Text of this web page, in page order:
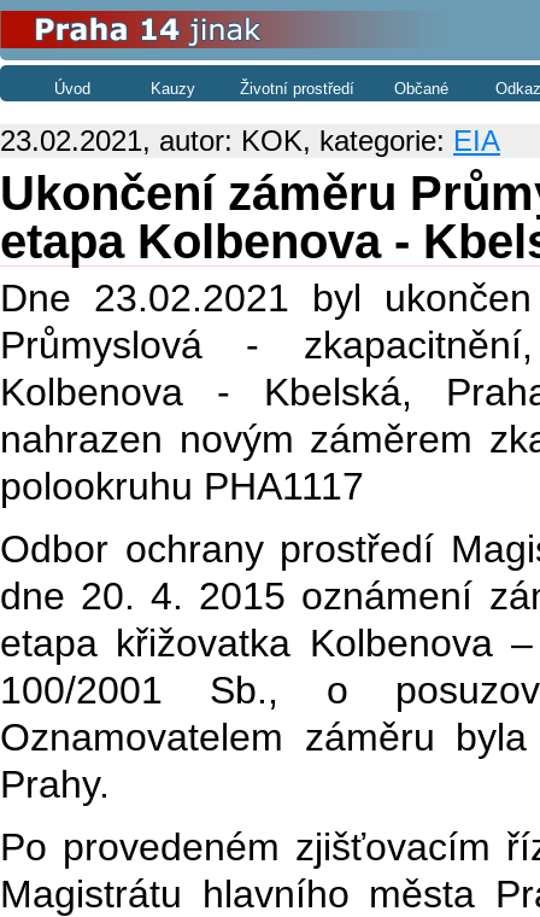
Úvod Kauzy Životní prostředí Občané
23.02.2021, autor: KOK, kategorie: EIA
Ukončení záměru
etapa Kolbenova -
Dne 23.02.2021 byl
Průmyslová -
Kolbenova - Kbelská,
nahrazen novým záměrem
polookruhu PHA1117
Odbor ochrany prostředí
dne 20. 4. 2015 oznámení
etapa křižovatka Kolbenova
100/2001 Sb., o
Oznamovatelem záměru
Prahy.
Po provedeném zjišťovacím
Magistrátu hlavního města